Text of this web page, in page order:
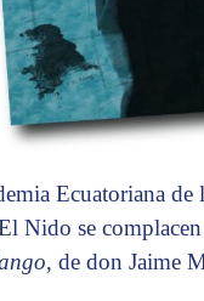
Ecuatoriana
Nido se
, de don Jaime